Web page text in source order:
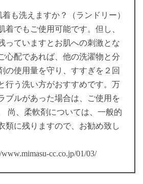
も洗えますか？（ランドリー）
でもご使用可能です。但し、
っていますとお肌への刺激とな
心配であれば、他の洗濯物と分
の使用量を守り、すすぎを２回
行う洗い方がおすすめです。万
ブルがあった場合は、ご使用を
尚、柔軟剤については、一般的
類に残りますので、お勧め致し
cc.co.jp/01/03/